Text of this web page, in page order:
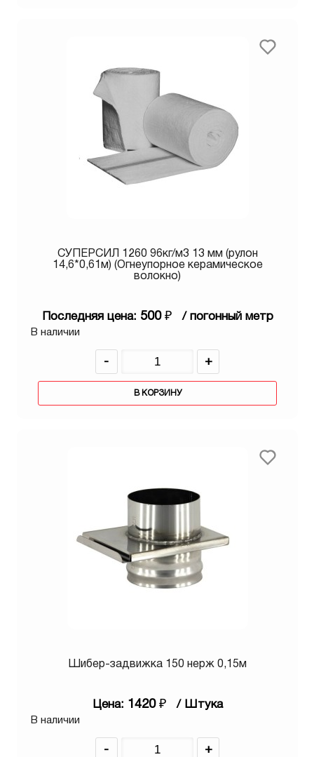
СУПЕРСИЛ 1260 96кг/м3 13 мм (рулон
14,6*0,61м) (Огнеупорное керамическое
волокно)
Последняя цена: 500 ₽ / погонный метр
В наличии
- +
В КОРЗИНУ
Шибер-задвижка 150 нерж 0,15м
Цена: 1420 ₽ / Штука
В наличии
- +